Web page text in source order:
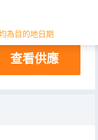
為目的地日期
層 空調
查看供應